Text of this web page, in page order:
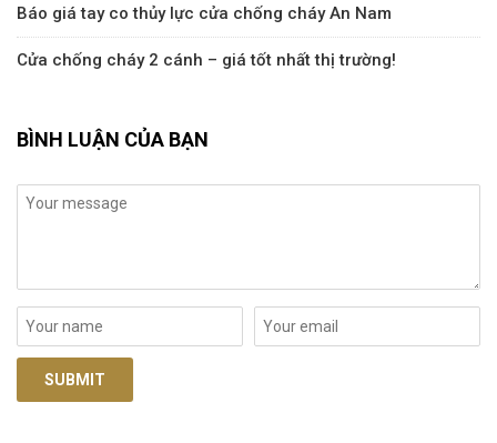
Báo giá tay co thủy lực cửa chống cháy An Nam
Cửa chống cháy 2 cánh – giá tốt nhất thị trường!
BÌNH LUẬN CỦA BẠN